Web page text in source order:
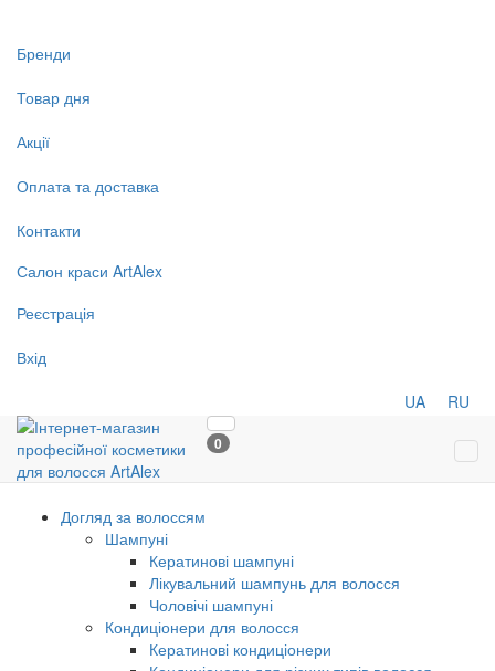
Бренди
Товар дня
Акції
Оплата та доставка
Контакти
Салон краси ArtAlex
Реєстрація
Вхід
UA RU
0
Догляд за волоссям
Шампуні
Кератинові шампуні
Лікувальний шампунь для волосся
Чоловічі шампуні
Кондиціонери для волосся
Кератинові кондиціонери